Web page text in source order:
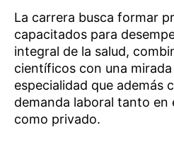
La carrera busca formar
capacitados para
integral de la salud,
científicos con una
especialidad que además
demanda laboral tanto en
como privado.